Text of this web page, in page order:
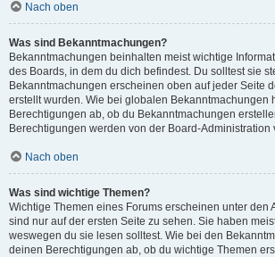
Nach oben
Was sind Bekanntmachungen?
Bekanntmachungen beinhalten meist wichtige
des Boards, in dem du dich befindest. Du solltest sie
Bekanntmachungen erscheinen oben auf jeder Seite
erstellt wurden. Wie bei globalen Bekanntmachungen
Berechtigungen ab, ob du Bekanntmachungen
Berechtigungen werden von der Board-Administration
Nach oben
Was sind wichtige Themen?
Wichtige Themen eines Forums erscheinen unter den
sind nur auf der ersten Seite zu sehen. Sie haben
weswegen du sie lesen solltest. Wie bei den
deinen Berechtigungen ab, ob du wichtige Themen